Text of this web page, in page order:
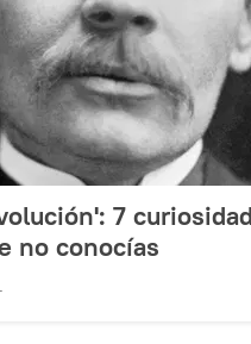
7
no conocías